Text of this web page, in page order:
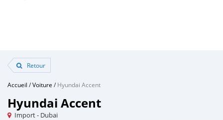
Retour
Accueil /Voiture /Hyundai Accent
Hyundai Accent
Import - Dubai